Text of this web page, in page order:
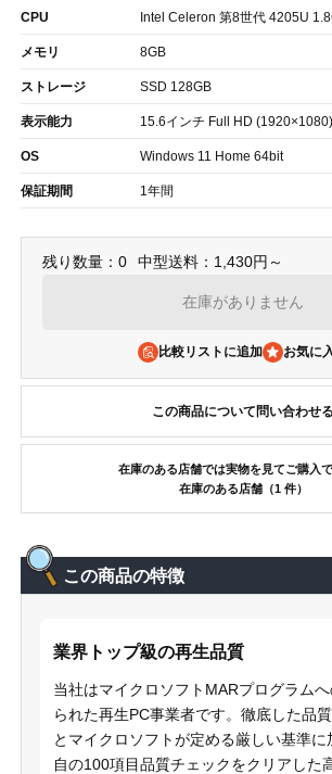
CPU Intel Celeron 第8世代 4205U
メモリ 8GB
ストレージ SSD 128GB
表示能力 15.6インチ Full HD (1920×1080)
OS Windows 11 Home 64bit
保証期間 1年間
残り数量：0 中型送料：1,430円～
在庫がありません
比較リストに追加
この商品について問い合わせる
在庫のある店舗では実物を見てご購入
在庫のある店舗（1 件）
この商品の特徴
業界トップ級の再生品質
当社はマイクロソフトMARプログラム
られた再生PC事業者です。徹底した品
とマイクロソフトが定める厳しい基準に
自の100項目品質チェックをクリアした